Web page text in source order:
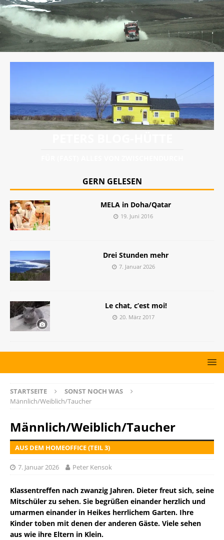
GERN GELESEN
MELA in Doha/Qatar
19. Juni 2016
Drei Stunden mehr
7. Januar 2026
Le chat, c’est moi!
20. März 2017
STARTSEITE
SONST NOCH WAS
Männlich/Weiblich/Taucher
Männlich/Weiblich/Taucher
AUS DEM HOMEOFFICE (TEIL 3)
7. Januar 2026 Peter Kensok
Klassentreffen nach zwanzig Jahren. Dieter freut sich, seine
Mitschüler zu sehen. Sie begrüßen einander herzlich und
umarmen einander in Heikes herrlichem Garten. Ihre
Kinder toben mit denen der anderen Gäste. Viele sehen
aus wie ihre Eltern in Klein.